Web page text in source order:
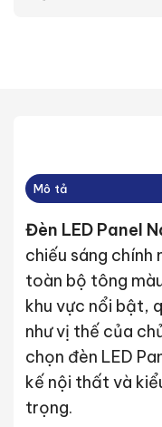
Mô tả
Đèn LED Panel
chiếu sáng chính
toàn bộ tông
khu vực nổi bật,
như vị thế của
chọn đèn LED
kế nội thất và
trọng.